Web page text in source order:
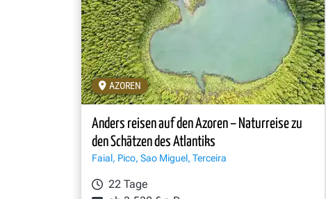
AZOREN
Anders reisen auf den Azoren – Naturreise zu
den Schätzen des Atlantiks
Faial, Pico, Sao Miguel, Terceira
22 Tage